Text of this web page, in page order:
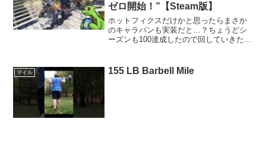
ゼロ開始！”【Steam版】
ホットフィクスだけかと思ったらまさか
のキャラバンも実装だと…？ちょうどシ
ーズンも100達成したので回していきたい
信ですがだらだら流し見していただけた
マイル 155 LB Barbell Mile